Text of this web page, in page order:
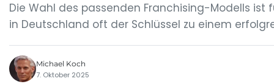
Die Wahl des passenden Franchising-Modells
in Deutschland oft der Schlüssel zu einem
Michael Koch
7. Oktober 2025